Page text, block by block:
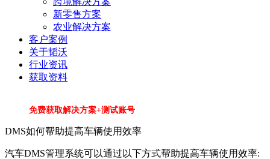
新零售方案
农业解决方案
客户案例
关于韬沃
行业资讯
获取资料
免费获取解决方案+测试账号
DMS如何帮助提高车辆使用效率
汽车DMS管理系统可以通过以下方式帮助提高车辆使用效率: